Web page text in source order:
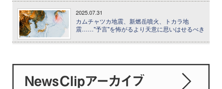
2025.07.31
カムチャツカ地震、新燃岳噴火、トカラ地
震……"予言"を怖がるより天意に思いはせるべき